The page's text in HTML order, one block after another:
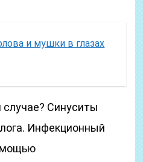
и мушки в глазах
Синуситы
Инфекционный